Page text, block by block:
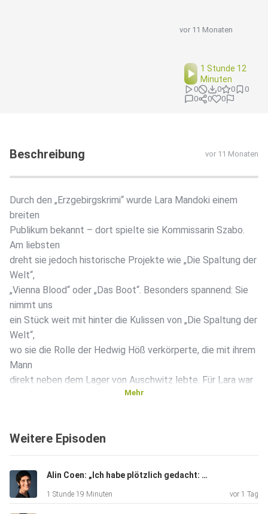
vor 11 Monaten
1 Stunde 12
Minuten
0 0 0
0
0
0 0
Beschreibung vor 11 Monaten
Durch den „Erzgebirgskrimi“ wurde Lara Mandoki einem
breiten
Publikum bekannt – dort spielte sie Kommissarin Szabo.
Am liebsten
dreht sie jedoch historische Projekte wie „Die Spaltung der
Welt“,
„Vienna Blood“ oder „Das Boot“. Besonders spannend: Sie
nimmt uns
ein Stück weit mit hinter die Kulissen von „Die Spaltung der
Welt“,
wo sie die Rolle der Hedwig Höß verkörperte, die mit ihrem
Mann
direkt neben dem Lager von Auschwitz lebte. Für Lara war
eigene
nur 21
Jahren aus Ungarn nach Deutschland. Warum er auch ihr
damit eine
Mehr
Weitere Episoden
Alin Coen: „Ich habe plötzlich gedacht: Bullerbü is the place to be“
1 Stunde 19 Minuten vor 1 Tag